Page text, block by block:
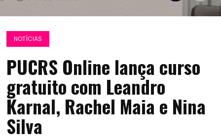
NOTÍCIAS
PUCRS Online lança curso
gratuito com Leandro
Karnal, Rachel Maia e Nina
Silva